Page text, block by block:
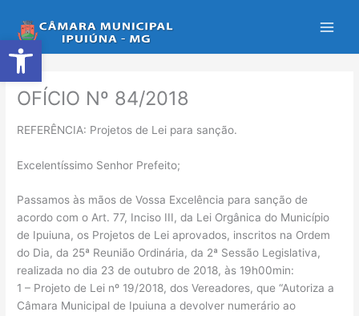
Abrir a barra de ferramentas
para
o
conteúdo
OFÍCIO Nº 84/2018
REFERÊNCIA: Projetos de Lei para sanção.
Excelentíssimo Senhor Prefeito;
Passamos às mãos de Vossa Excelência para sanção de
acordo com o Art. 77, Inciso III, da Lei Orgânica do Município
de Ipuiuna, os Projetos de Lei aprovados, inscritos na Ordem
do Dia, da 25ª Reunião Ordinária, da 2ª Sessão Legislativa,
realizada no dia 23 de outubro de 2018, às 19h00min:
1 – Projeto de Lei nº 19/2018, dos Vereadores, que “Autoriza a
Câmara Municipal de Ipuiuna a devolver numerário ao